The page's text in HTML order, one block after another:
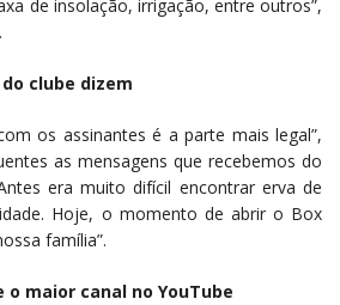
de insolação, irrigação, entre outros”,
clube dizem
os assinantes é a parte mais legal”,
as mensagens que recebemos do
era muito difícil encontrar erva de
Hoje, o momento de abrir o Box
família”.
maior canal no YouTube